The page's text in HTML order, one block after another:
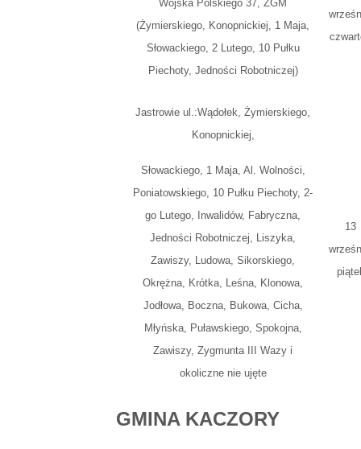
Wojska Polskiego 37, ZGM
(Żymierskiego, Konopnickiej, 1 Maja,
Słowackiego, 2 Lutego, 10 Pułku
Piechoty, Jedności Robotniczej)
Jastrowie ul.:Wądołek, Żymierskiego,
Konopnickiej,
Słowackiego, 1 Maja, Al. Wolności,
Poniatowskiego, 10 Pułku Piechoty, 2-
go Lutego, Inwalidów, Fabryczna,
Jedności Robotniczej, Liszyka,
Zawiszy, Ludowa, Sikorskiego,
Okrężna, Krótka, Leśna, Klonowa,
Jodłowa, Boczna, Bukowa, Cicha,
Młyńska, Puławskiego, Spokojna,
Zawiszy, Zygmunta III Wazy i
okoliczne nie ujęte
13
GMINA KACZORY